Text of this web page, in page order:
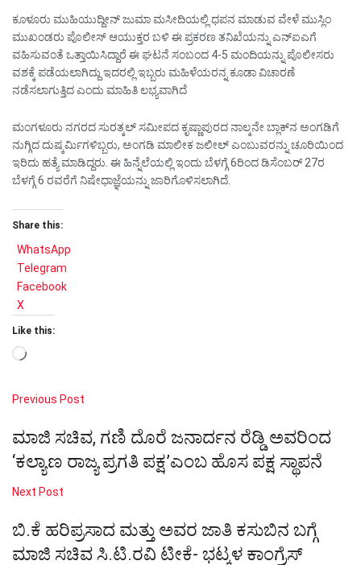
ಕೂಳೂರು ಮುಹಿಯುದ್ದೀನ್‌ ಜುಮಾ ಮಸೀದಿಯಲ್ಲಿ ಧಪನ ಮಾಡುವ ವೇಳೆ ಮುಸ್ಲಿಂ
ಮುಖಂಡರು ಪೊಲೀಸ್‌ ಆಯುಕ್ತರ ಬಳಿ ಈ ಪ್ರಕರಣ ತನಿಖೆಯನ್ನು ಎನ್‌ಐಎಗೆ
ವಹಿಸುವಂತೆ ಒತ್ತಾಯಿಸಿದ್ದಾರೆ ಈ ಘಟನೆ ಸಂಬಂದ 4-5 ಮಂದಿಯನ್ನು ಪೊಲೀಸರು
ವಶಕ್ಕೆ ಪಡೆಯಲಾಗಿದ್ದು ಇದರಲ್ಲಿ ಇಬ್ಬರು ಮಹಿಳೆಯರನ್ನ ಕೂಡಾ ವಿಚಾರಣೆ
ನಡೆಸಲಾಗುತ್ತಿದ ಎಂದು ಮಾಹಿತಿ ಲಭ್ಯವಾಗಿದೆ
ಮಂಗಳೂರು ನಗರದ ಸುರತ್ಕಲ್ ಸಮೀಪದ ಕೃಷ್ಣಾಪುರದ ನಾಲ್ಕನೇ ಬ್ಲಾಕ್‌ನ ಅಂಗಡಿಗೆ
ನುಗ್ಗಿದ ದುಷ್ಕರ್ಮಿಗಳಿಬ್ಬರು, ಅಂಗಡಿ ಮಾಲೀಕ ಜಲೀಲ್ ಎಂಬುವರನ್ನು ಚೂರಿಯಿಂದ
ಇರಿದು ಹತ್ಯೆ ಮಾಡಿದ್ದರು. ಈ ಹಿನ್ನೆಲೆಯಲ್ಲಿ ಇಂದು ಬೆಳಗ್ಗೆ 6ರಿಂದ ಡಿಸೆಂಬರ್ 27ರ
ಬೆಳಗ್ಗೆ 6 ರವರೆಗೆ ನಿಷೇಧಾಜ್ಞೆಯನ್ನು ಜಾರಿಗೊಳಿಸಲಾಗಿದೆ.
Share this:
WhatsApp
Telegram
Facebook
X
Like this:
Loading…
Previous Post
ಮಾಜಿ ಸಚಿವ, ಗಣಿ ದೊರೆ ಜನಾರ್ದನ ರೆಡ್ಡಿ ಅವರಿಂದ
‘ಕಲ್ಯಾಣ ರಾಜ್ಯ ಪ್ರಗತಿ ಪಕ್ಷ’ಎಂಬ ಹೊಸ ಪಕ್ಷ ಸ್ಥಾಪನೆ
Next Post
ಬಿ.ಕೆ ಹರಿಪ್ರಸಾದ ಮತ್ತು ಅವರ ಜಾತಿ ಕಸುಬಿನ ಬಗ್ಗೆ
ಮಾಜಿ ಸಚಿವ ಸಿ.ಟಿ.ರವಿ ಟೀಕೆ- ಭಟ್ಕಳ ಕಾಂಗ್ರೆಸ್